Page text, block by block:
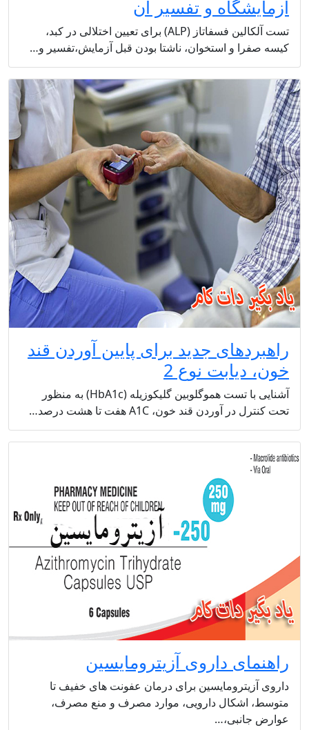
آزمایشگاه و تفسیر آن
تست آلکالین فسفاتاز (ALP) برای تعیین اختلالی در کبد،
کیسه صفرا و استخوان، ناشتا بودن قبل آزمایش،تفسیر و…
راهبردهای جدید برای پایین آوردن قند
خون، دیابت نوع 2
آشنایی با تست هموگلوبین گلیکوزیله (HbA1c) به منظور
تحت کنترل در آوردن قند خون، A1C هفت تا هشت درصد…
راهنمای داروی آزیترومایسین
داروی آزیترومایسین برای درمان عفونت های خفیف تا
متوسط، اشکال دارویی، موارد مصرف و منع مصرف،
عوارض جانبی،…